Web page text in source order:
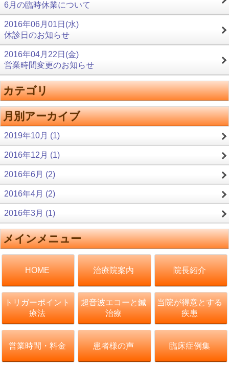
6月の臨時休業について
2016年06月01日(水)
休診日のお知らせ
2016年04月22日(金)
営業時間変更のお知らせ
カテゴリ
月別アーカイブ
2019年10月 (1)
2016年12月 (1)
2016年6月 (2)
2016年4月 (2)
2016年3月 (1)
メインメニュー
HOME 治療院案内 院長紹介
トリガーポイント
療法
超音波エコーと鍼
治療
当院が得意とする
疾患
営業時間・料金 患者様の声 臨床症例集